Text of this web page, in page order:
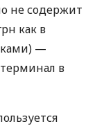
не содержит
как в
—
в